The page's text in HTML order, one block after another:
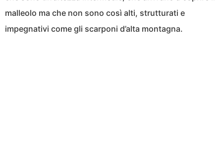
malleolo ma che non sono così alti, strutturati e
impegnativi come gli scarponi d’alta montagna.